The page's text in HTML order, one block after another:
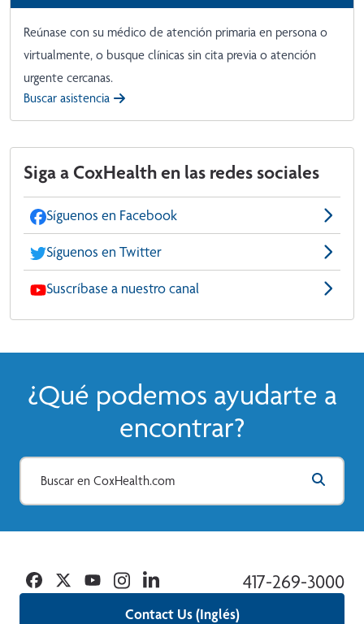
Reúnase con su médico de atención primaria en persona o
virtualmente, o busque clínicas sin cita previa o atención
urgente cercanas.
Buscar asistencia
Siga a CoxHealth en las redes sociales
Síguenos en Facebook
Síguenos en Twitter
Suscríbase a nuestro canal
¿Qué podemos ayudarte a
encontrar?
Contact Us (Inglés)
417-269-3000
Facebook
TwitterYouTubeInstagramLinkedin